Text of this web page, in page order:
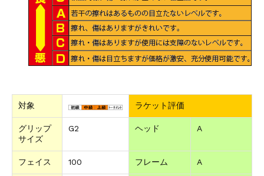
対象 ラケット評価
グリップ
サイズ
G2 ヘッド A
フェイス 100 フレーム A